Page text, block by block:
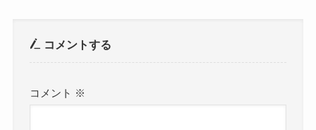
コメントする
コメント ※